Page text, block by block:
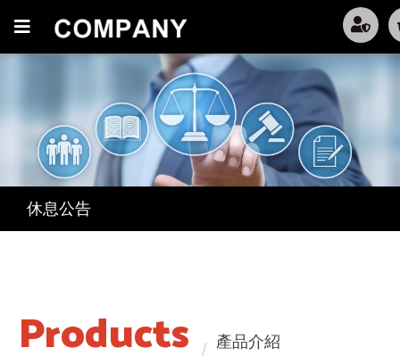
防疫政策
休息公告
Products 產品介紹